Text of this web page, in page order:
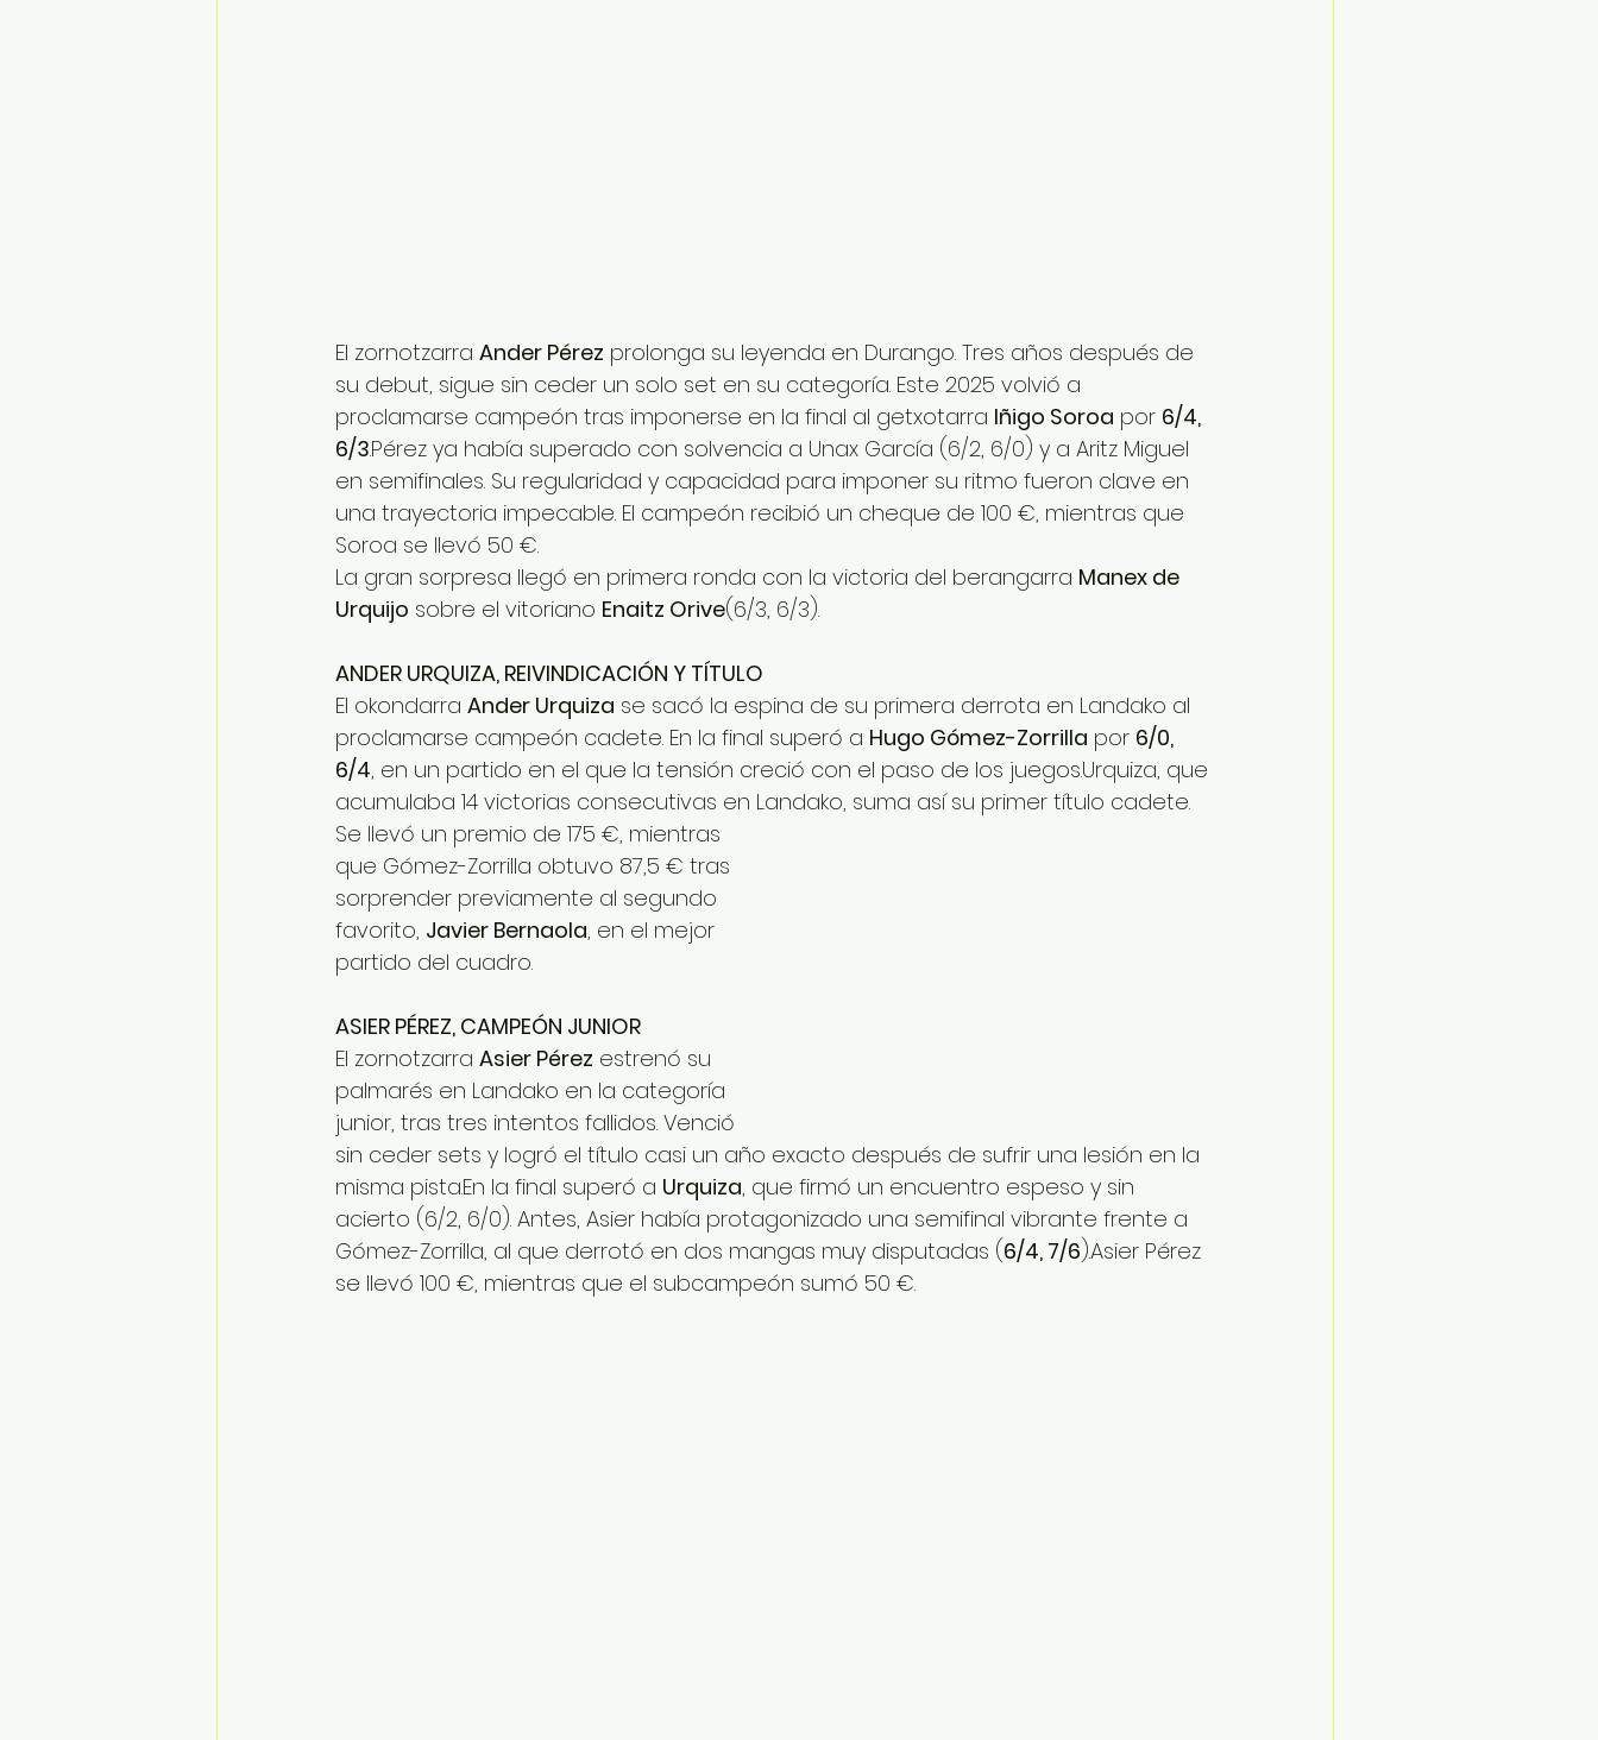
El zornotzarra Ander Pérez prolonga su leyenda en Durango. Tres años después de
su debut, sigue sin ceder un solo set en su categoría. Este 2025 volvió a
proclamarse campeón tras imponerse en la final al getxotarra Iñigo Soroa por 6/4,
6/3.Pérez ya había superado con solvencia a Unax García (6/2, 6/0) y a Aritz Miguel
en semifinales. Su regularidad y capacidad para imponer su ritmo fueron clave en
una trayectoria impecable. El campeón recibió un cheque de 100 €, mientras que
Soroa se llevó 50 €.
La gran sorpresa llegó en primera ronda con la victoria del berangarra Manex de
Urquijo sobre el vitoriano Enaitz Orive(6/3, 6/3).
ANDER URQUIZA, REIVINDICACIÓN Y TÍTULO
El okondarra Ander Urquiza se sacó la espina de su primera derrota en Landako al
proclamarse campeón cadete. En la final superó a Hugo Gómez-Zorrilla por 6/0,
6/4, en un partido en el que la tensión creció con el paso de los juegos.Urquiza, que
acumulaba 14 victorias consecutivas en Landako, suma así su primer título cadete.
Se llevó un premio de 175 €, mientras
que Gómez-Zorrilla obtuvo 87,5 € tras
sorprender previamente al segundo
favorito, Javier Bernaola, en el mejor
partido del cuadro.
ASIER PÉREZ, CAMPEÓN JUNIOR
El zornotzarra Asier Pérez estrenó su
palmarés en Landako en la categoría
junior, tras tres intentos fallidos. Venció
sin ceder sets y logró el título casi un año exacto después de sufrir una lesión en la
misma pista.En la final superó a Urquiza, que firmó un encuentro espeso y sin
acierto (6/2, 6/0). Antes, Asier había protagonizado una semifinal vibrante frente a
Gómez-Zorrilla, al que derrotó en dos mangas muy disputadas (6/4, 7/6).Asier Pérez
se llevó 100 €, mientras que el subcampeón sumó 50 €.